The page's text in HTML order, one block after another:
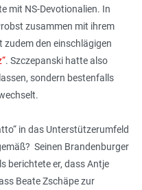
mit NS-Devotionalien. In
zusammen mit ihrem
zudem den einschlägigen
. Szczepanski hatte also
sondern bestenfalls
in das Unterstützerumfeld
Seinen Brandenburger
berichtete er, dass Antje
Beate Zschäpe zur